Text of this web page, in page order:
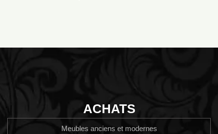
ACHATS
Meubles anciens et modernes